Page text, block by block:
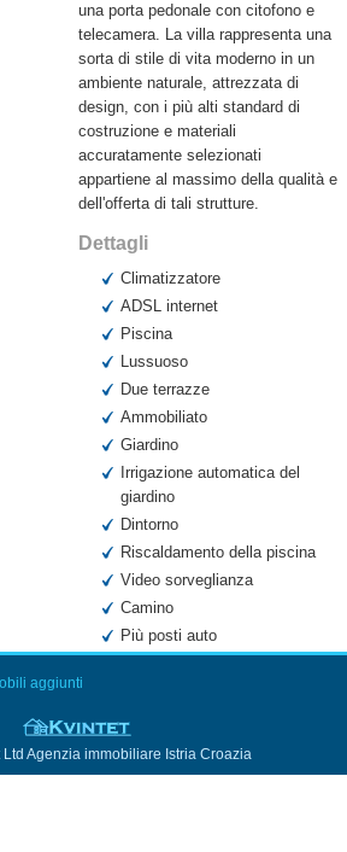
una porta pedonale con citofono e
telecamera. La villa rappresenta una
sorta di stile di vita moderno in un
ambiente naturale, attrezzata di
design, con i più alti standard di
costruzione e materiali
accuratamente selezionati
appartiene al massimo della qualità e
dell'offerta di tali strutture.
Dettagli
Climatizzatore
ADSL internet
Piscina
Lussuoso
Due terrazze
Ammobiliato
Giardino
Irrigazione automatica del
giardino
Dintorno
Riscaldamento della piscina
Video sorveglianza
Camino
Più posti auto
aggiunti
Agenzia immobiliare Istria Croazia